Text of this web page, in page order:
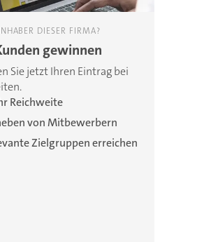
DIESER FIRMA?
gewinnen
Sie jetzt Ihren Eintrag bei
Reichweite
von Mitbewerbern
Zielgruppen erreichen